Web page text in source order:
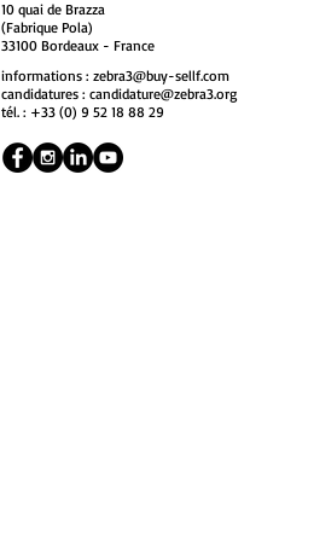
NOUVEAU
NOUVEAU
10 quai de Brazza
(Fabrique Pola)
33100 Bordeaux - France
informations : zebra3@buy-sellf.com
candidatures : candidature@zebra3.org
tél. : +33 (0) 9 52 18 88 29